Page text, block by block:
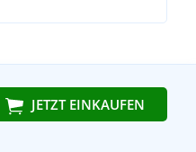
JETZT EINKAUFEN